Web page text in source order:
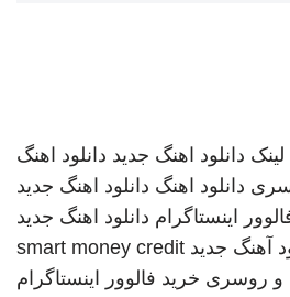
دانلود اهنگ جدید دانلود اهنگ
دانلود اهنگ دانلود اهنگ جدید
اینستاگرام دانلود اهنگ جدید
آهنگ جدید smart money credit
و روسری خرید فالوور اینستاگرام